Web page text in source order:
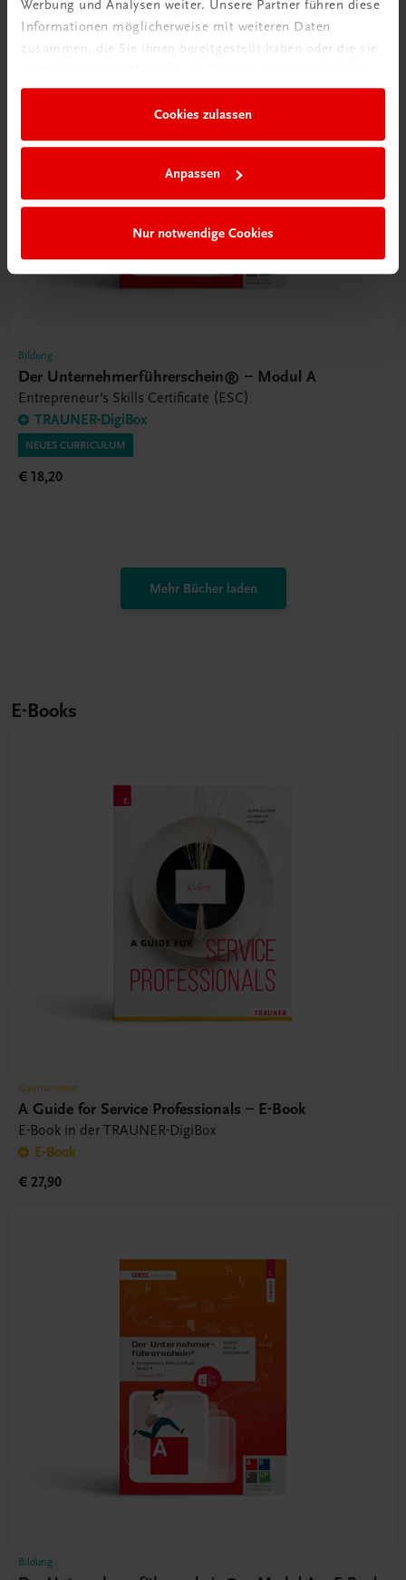
Werbung und Analysen weiter. Unsere Partner führen diese
Informationen möglicherweise mit weiteren Daten
zusammen, die Sie ihnen bereitgestellt haben oder die sie
Cookies zulassen
Anpassen
Nur notwendige Cookies
Bildung
Der Unternehmerführerschein® – Modul A
Entrepreneur's Skills Certificate (ESC)
TRAUNER-DigiBox
NEUES CURRICULUM
€ 18,20
Mehr Bücher laden
E-Books
Gastronomie
A Guide for Service Professionals – E-Book
E-Book in der TRAUNER-DigiBox
E-Book
€ 27,90
Bildung